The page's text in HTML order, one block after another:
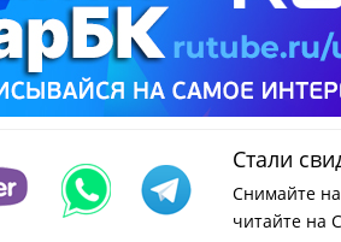
Стали
Снимайте
читайте на